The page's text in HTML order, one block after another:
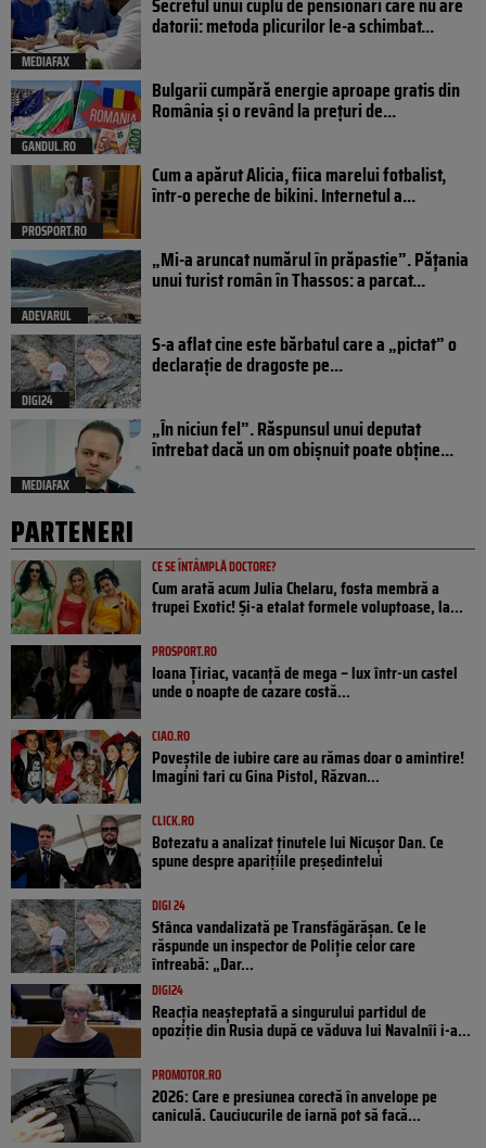
MEDIAFAX
datorii: metoda plicurilor le-a schimbat...
GANDUL.RO
Bulgarii cumpără energie aproape gratis din
România și o revând la prețuri de...
PROSPORT.RO
Cum a apărut Alicia, fiica marelui fotbalist,
într-o pereche de bikini. Internetul a...
ADEVARUL
„Mi-a aruncat numărul în prăpastie”. Pățania
unui turist român în Thassos: a parcat...
DIGI24
S-a aflat cine este bărbatul care a „pictat” o
declarație de dragoste pe...
MEDIAFAX
„În niciun fel”. Răspunsul unui deputat
întrebat dacă un om obișnuit poate obține...
PARTENERI
CE SE ÎNTÂMPLĂ DOCTORE?
Cum arată acum Julia Chelaru, fosta membră a
trupei Exotic! Și-a etalat formele voluptoase, la...
PROSPORT.RO
Ioana Țiriac, vacanță de mega – lux într-un castel
unde o noapte de cazare costă...
CIAO.RO
Poveştile de iubire care au rămas doar o amintire!
Imagini tari cu Gina Pistol, Răzvan...
CLICK.RO
Botezatu a analizat ținutele lui Nicușor Dan. Ce
spune despre aparițiile președintelui
DIGI 24
Stânca vandalizată pe Transfăgărășan. Ce le
răspunde un inspector de Poliție celor care
întreabă: „Dar...
DIGI24
Reacția neașteptată a singurului partidul de
opoziţie din Rusia după ce văduva lui Navalnîi i-a...
PROMOTOR.RO
2026: Care e presiunea corectă în anvelope pe
caniculă. Cauciucurile de iarnă pot să facă...